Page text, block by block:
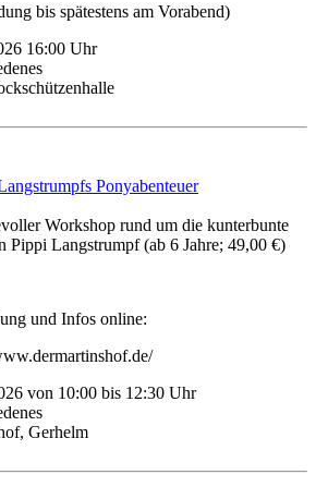
bis spätestens am Vorabend)
16:00 Uhr
Ponyabenteuer
Workshop rund um die kunterbunte
Pippi Langstrumpf (ab 6 Jahre; 49,00 €)
und Infos online:
von 10:00 bis 12:30 Uhr
Gerhelm